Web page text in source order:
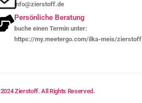
info@zierstoff.de
Persönliche Beratung
buche einen Termin unter:
https://my.meetergo.com/ilka-meis/zierstoff
Zierstoff. All Rights Reserved.